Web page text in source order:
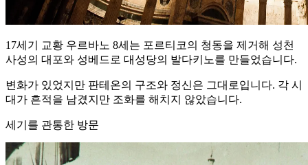
17세기 교황 우르바노 8세는 포르티코의 청동을 제거해 성천
사성의 대포와 성베드로 대성당의 발다키노를 만들었습니다.
변화가 있었지만 판테온의 구조와 정신은 그대로입니다. 각 시
대가 흔적을 남겼지만 조화를 해치지 않았습니다.
세기를 관통한 방문